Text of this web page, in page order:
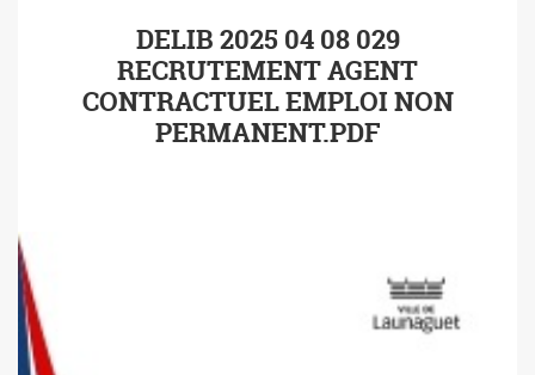
programmation
culturelle, la vie
associative,…
DELIB 2025 04 08 029
RECRUTEMENT AGENT
CONTRACTUEL EMPLOI NON
PERMANENT.PDF